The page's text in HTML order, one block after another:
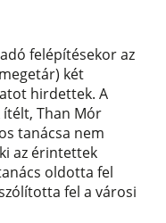
felépítésekor az
két
hirdettek. A
Than Mór
tanácsa nem
az érintettek
oldotta fel
fel a városi